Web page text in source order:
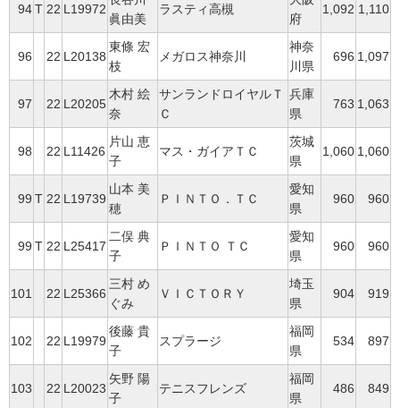
94T 22 L19972
眞由美
ラスティ高槻
府
1,092 1,110
96 22 L20138
東條 宏
枝
メガロス神奈川
神奈
川県
696 1,097
97 22 L20205
木村 絵
奈
サンランドロイヤルＴ
Ｃ
兵庫
県
763 1,063
98 22 L11426
片山 恵
子
マス・ガイアＴＣ
茨城
県
1,060 1,060
99 T 22 L19739
山本 美
穂
ＰＩＮＴＯ．ＴＣ
愛知
県
960 960
99 T 22 L25417
二俣 典
子
ＰＩＮＴＯ ＴＣ
愛知
県
960 960
101 22 L25366
三村 め
ぐみ
ＶＩＣＴＯＲＹ
埼玉
県
904 919
102 22 L19979
後藤 貴
子
スプラージ
福岡
県
534 897
103 22 L20023
矢野 陽
子
テニスフレンズ
福岡
県
486 849